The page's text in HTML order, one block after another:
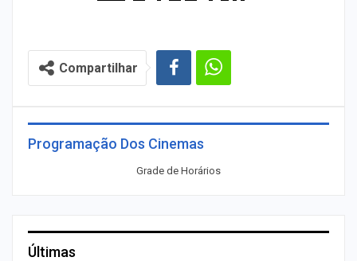
Compartilhar
Programação Dos Cinemas
Grade de Horários
Últimas